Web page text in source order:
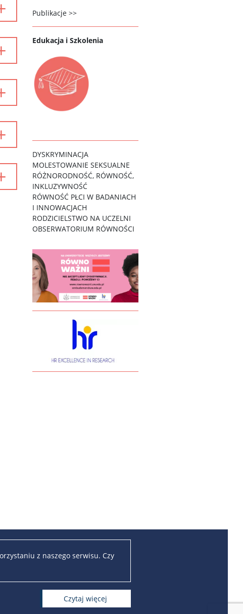
z naszego serwisu. Czy
czytaj więcej
Publikacje >>
Edukacja i Szkolenia
DYSKRYMINACJA
MOLESTOWANIE SEKSUALNE
RÓŻNORODNOŚĆ, RÓWNOŚĆ,
INKLUZYWNOŚĆ
RÓWNOŚĆ PŁCI W BADANIACH
I INNOWACJACH
RODZICIELSTWO NA UCZELNI
OBSERWATORIUM RÓWNOŚCI